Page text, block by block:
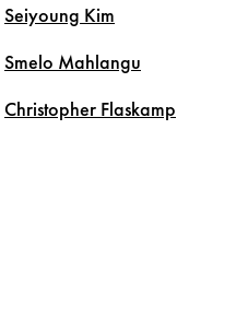
Seiyoung Kim
Smelo Mahlangu
Christopher Flaskamp